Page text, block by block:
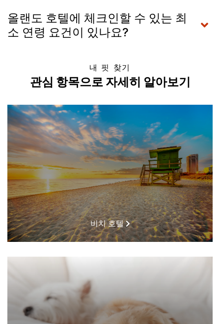
올랜도 호텔에 체크인할 수 있는 최
소 연령 요건이 있나요?
내 핏 찾기
관심 항목으로 자세히 알아보기
비치 호텔